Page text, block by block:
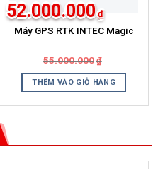
Máy GPS RTK INTEC Magic
55.000.000 ₫
là:
52.000.000 ₫
tại
là:
THÊM VÀO GIỎ HÀNG